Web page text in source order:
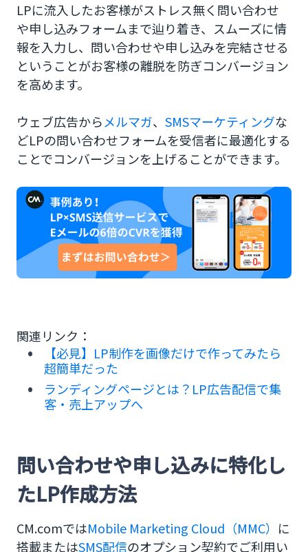
5.LPとフォームを繋げる
問い合わせフォームから顧客を獲得へ
LPに流入したお客様がストレス無く問い合わせ
や申し込みフォームまで辿り着き、スムーズに情
報を入力し、問い合わせや申し込みを完結させる
ということがお客様の離脱を防ぎコンバージョン
を高めます。
ウェブ広告からメルマガ、 SMSマーケティングな
どLPの問い合わせフォームを受信者に最適化する
ことでコンバージョンを上げることができます。
関連リンク：
【必見】LP制作を画像だけで作ってみたら
超簡単だった
ランディングページとは？LP広告配信で集
客・売上アップへ
問い合わせや申し込みに特化し
たLP作成方法
CM.comではMobile Marketing Cloud（MMC） に
搭載またはSMS配信のオプション契約でご利用い